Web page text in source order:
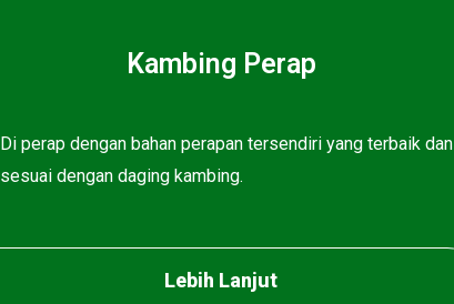
Kambing Perap
Di perap dengan bahan perapan tersendiri yang terbaik dan
sesuai dengan daging kambing.
Lebih Lanjut